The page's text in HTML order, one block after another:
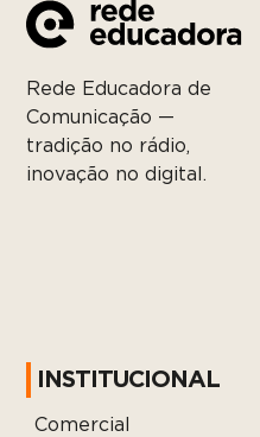
Rede Educadora de
Comunicação —
tradição no rádio,
inovação no digital.
INSTITUCIONAL
Comercial